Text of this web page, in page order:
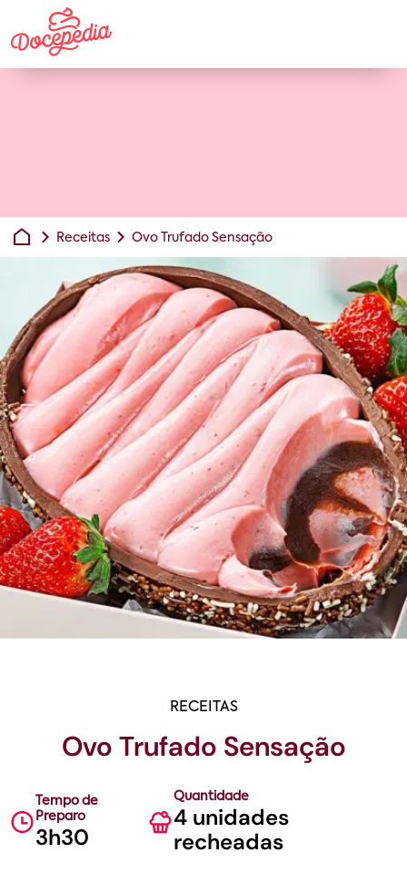
Receitas Ovo Trufado Sensação
RECEITAS
Ovo Trufado Sensação
Tempo de
Preparo
3h30
Quantidade
4 unidades
recheadas